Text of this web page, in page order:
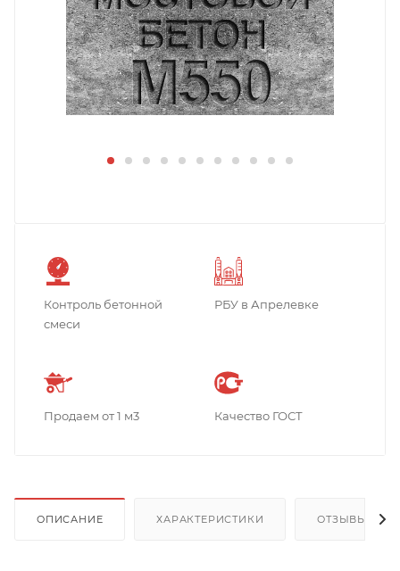
Контроль бетонной
смеси
РБУ в Апрелевке
Продаем от 1 м3 Качество ГОСТ
ОПИСАНИЕ ХАРАКТЕРИСТИКИ ОТЗЫВЫ